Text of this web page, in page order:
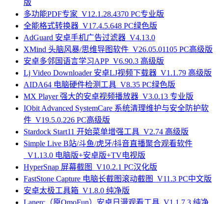
版
多功能PDF专家_V12.1.28.4370 PC专业版
全能格式转换器_V17.4.5.648 PC绿色版
AdGuard 安卓手机广告过滤器_V4.13.0
XMind 头脑风暴/思维导图软件_V26.05.01105 PC高级版
安卓多邻国语言学习APP_V6.90.3 高级版
Lj Video Downloader 安卓LJ视频下载器_V1.1.79 高级版
AIDA64 电脑硬件检测工具_V8.35 PC绿色版
MX Player 强大的安卓视频播放器_V3.0.13 专业版
IObit Advanced SystemCare 系统清理维护与安全防护软
件_V19.5.0.226 PC高级版
Stardock Start11 开始菜单增强工具_V2.74 高级版
Simple Live B站/斗鱼/虎牙/抖音直播聚合观看软件
_V1.13.0 电脑版+安卓版+TV电视版
HyperSnap 屏幕截图_V10.2.1 PC汉化版
FastStone Capture 电脑长截图滚动截图_V11.3 PC中文版
安卓太极工具箱_V1.8.0 纯净版
Lanerc（原OmoFun）安卓日漫观看工具_V1.1.7.3 纯净